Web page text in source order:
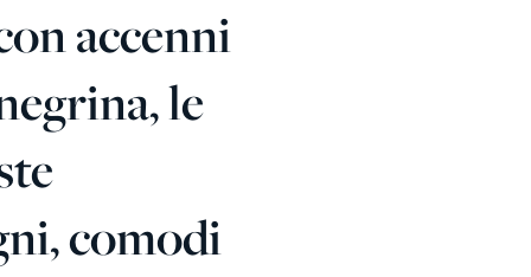
accenni
le
comodi